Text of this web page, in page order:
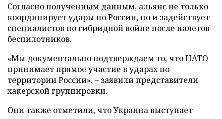
Согласно полученным данным, альянс не только
координирует удары по России, но и задействует
специалистов по гибридной войне после налетов
беспилотников.
«Мы документально подтверждаем то, что НАТО
принимает прямое участие в ударах по
территории России», – заявили представители
хакерской группировки.
Они также отметили, что Украина выступает